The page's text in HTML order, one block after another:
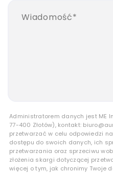
Administratorem danych jest ME
77-400 Złotów), kontakt:
przetwarzać w celu odpowiedzi
dostępu do swoich danych, ich
przetwarzania oraz sprzeciwu
złożenia skargi dotyczącej
więcej o tym, jak chronimy Twoje